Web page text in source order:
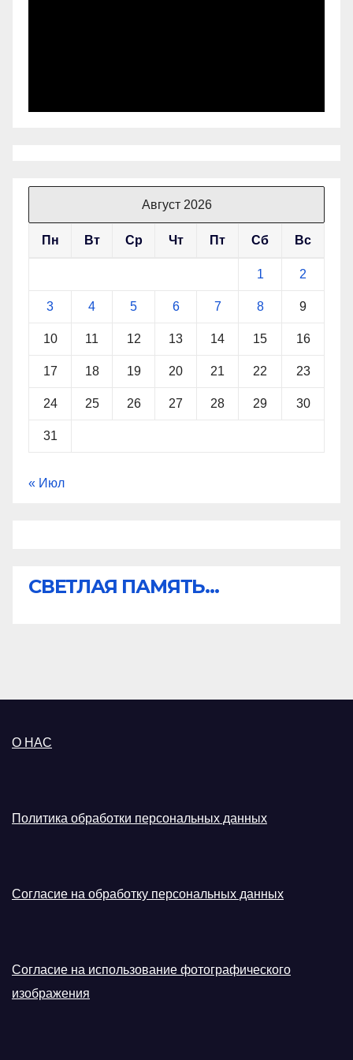
Август 2026
Пн Вт Ср Чт Пт Сб Вс
1 2
3 4 5 6 7 8 9
10 11 12 13 14 15 16
17 18 19 20 21 22 23
24 25 26 27 28 29 30
31
« Июл
СВЕТЛАЯ ПАМЯТЬ...
О НАС
Политика обработки персональных данных
Согласие на обработку персональных данных
Согласие на использование фотографического
изображения